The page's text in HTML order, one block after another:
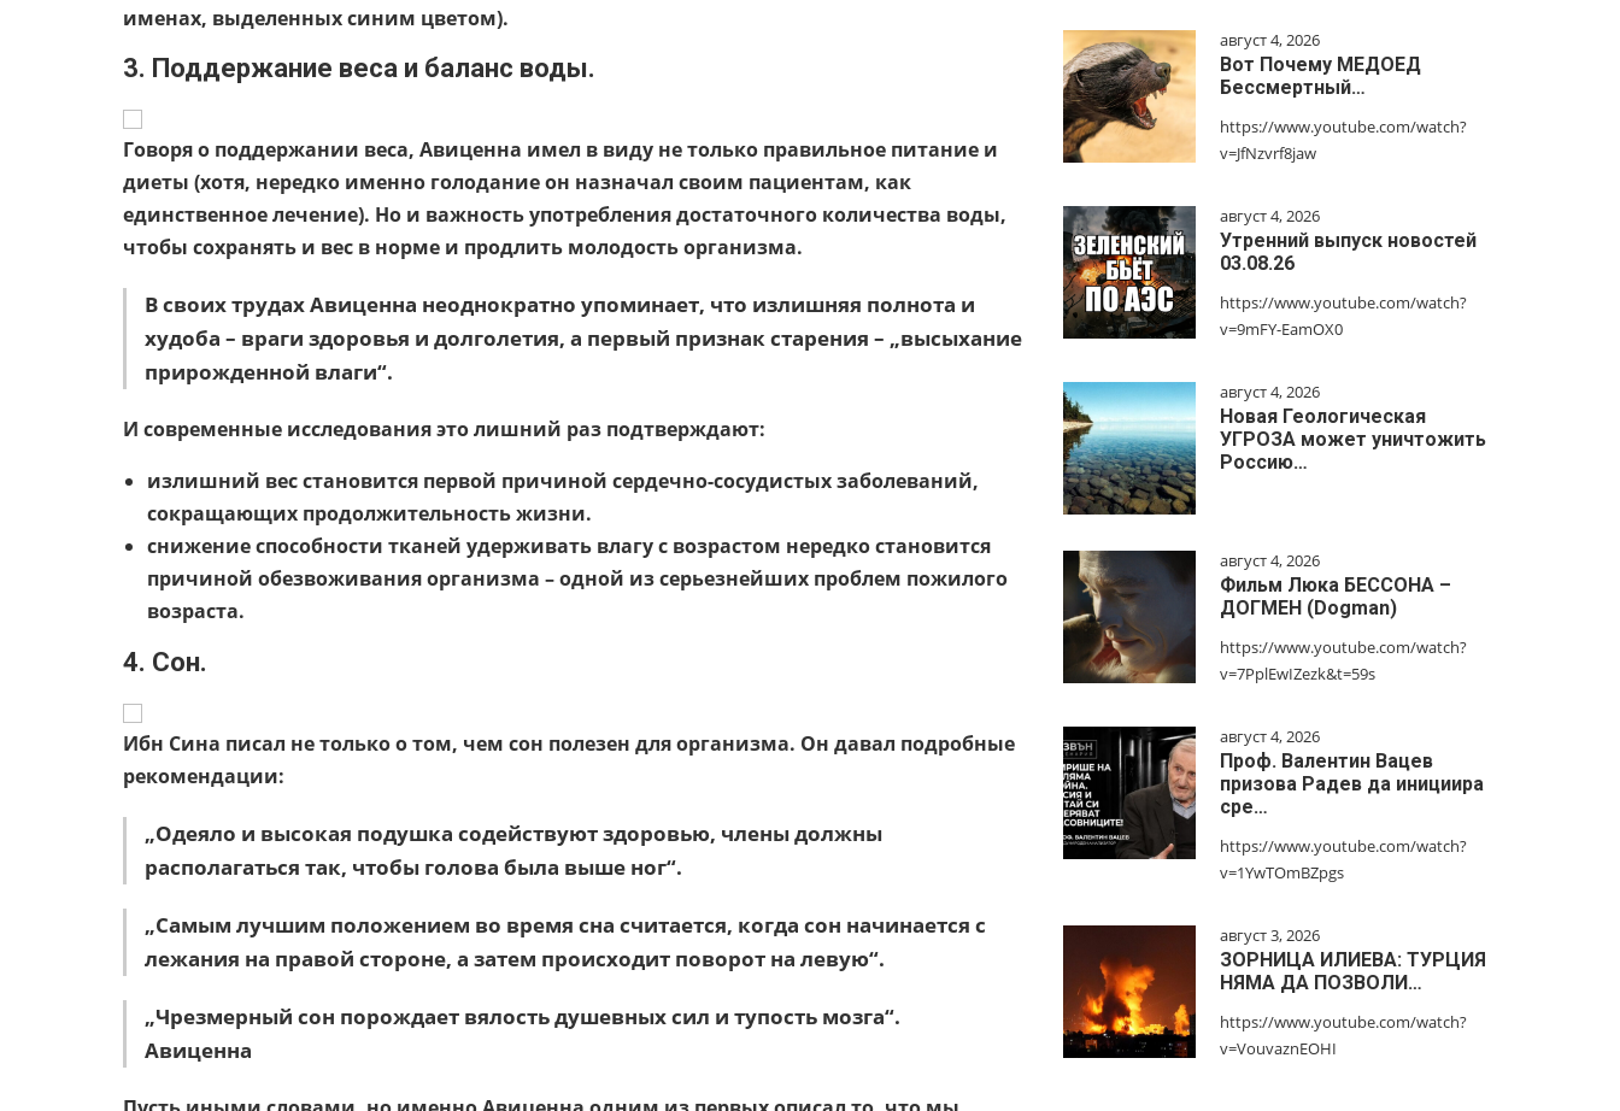
именах, выделенных синим цветом).
3. Поддержание веса и баланс воды.
Говоря о поддержании веса, Авиценна имел в виду не только правильное питание и
диеты (хотя, нередко именно голодание он назначал своим пациентам, как
единственное лечение). Но и важность употребления достаточного количества воды,
чтобы сохранять и вес в норме и продлить молодость организма.
В своих трудах Авиценна неоднократно упоминает, что излишняя полнота и
худоба – враги здоровья и долголетия, а первый признак старения – „высыхание
прирожденной влаги“.
И современные исследования это лишний раз подтверждают:
излишний вес становится первой причиной сердечно-сосудистых заболеваний,
сокращающих продолжительность жизни.
снижение способности тканей удерживать влагу с возрастом нередко становится
причиной обезвоживания организма – одной из серьезнейших проблем пожилого
возраста.
4. Сон.
Ибн Сина писал не только о том, чем сон полезен для организма. Он давал подробные
рекомендации:
„Одеяло и высокая подушка содействуют здоровью, члены должны
располагаться так, чтобы голова была выше ног“.
„Самым лучшим положением во время сна считается, когда сон начинается с
лежания на правой стороне, а затем происходит поворот на левую“.
„Чрезмерный сон порождает вялость душевных сил и тупость мозга“.
Авиценна
август 4, 2026
Вот Почему МЕДОЕД
Бессмертный…
https://www.youtube.com/watch?
v=JfNzvrf8jaw
август 4, 2026
Утренний выпуск новостей
03.08.26
https://www.youtube.com/watch?
v=9mFY-EamOX0
август 4, 2026
Новая Геологическая
УГРОЗА может уничтожить
Россию…
август 4, 2026
Фильм Люка БЕССОНА –
ДОГМЕН (Dogman)
https://www.youtube.com/watch?
v=7PplEwIZezk&t=59s
август 4, 2026
Проф. Валентин Вацев
призова Радев да инициира
сре…
https://www.youtube.com/watch?
v=1YwTOmBZpgs
август 3, 2026
ЗОРНИЦА ИЛИЕВА: ТУРЦИЯ
НЯМА ДА ПОЗВОЛИ…
https://www.youtube.com/watch?
v=VouvaznEOHI